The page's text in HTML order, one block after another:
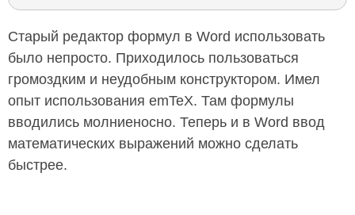
Старый редактор формул в Word использовать
было непросто. Приходилось пользоваться
громоздким и неудобным конструктором. Имел
опыт использования emTeX. Там формулы
вводились молниеносно. Теперь и в Word ввод
математических выражений можно сделать
быстрее.